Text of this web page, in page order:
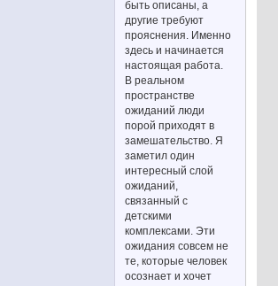
быть описаны, а
другие требуют
прояснения. Именно
здесь и начинается
настоящая работа.
В реальном
пространстве
ожиданий люди
порой приходят в
замешательство. Я
заметил один
интересный слой
ожиданий,
связанный с
детскими
комплексами. Эти
ожидания совсем не
те, которые человек
осознает и хочет